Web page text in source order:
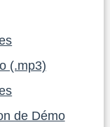
(.mp3)
de Démo